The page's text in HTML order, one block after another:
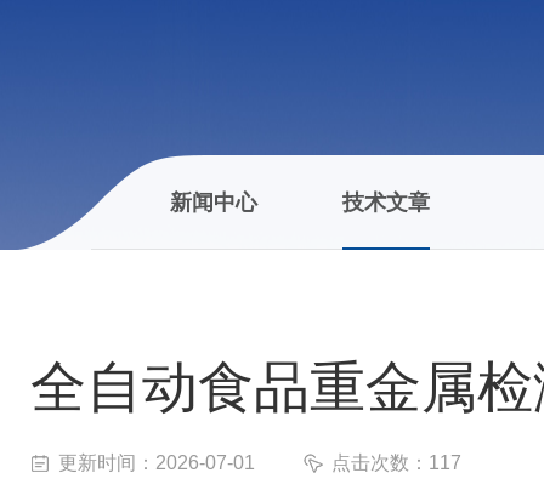
新闻中心 技术文章
全自动食品重金属
更新时间：2026-07-01 点击次数：117